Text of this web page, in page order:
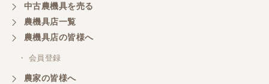
中古農機具を売る
農機具店一覧
農機具店の皆様へ
・ 会員登録
農家の皆様へ